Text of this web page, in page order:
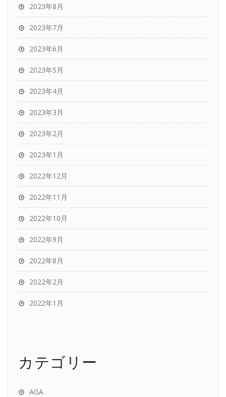
2023年8月
2023年7月
2023年6月
2023年5月
2023年4月
2023年3月
2023年2月
2023年1月
2022年12月
2022年11月
2022年10月
2022年9月
2022年8月
2022年2月
2022年1月
カテゴリー
AGA